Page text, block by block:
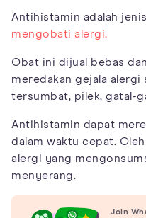
Antihistamin adalah
mengobati alergi.
Obat ini dijual bebas
meredakan gejala
tersumbat, pilek, gatal-
Antihistamin dapat
dalam waktu cepat.
alergi yang
menyerang.
Join